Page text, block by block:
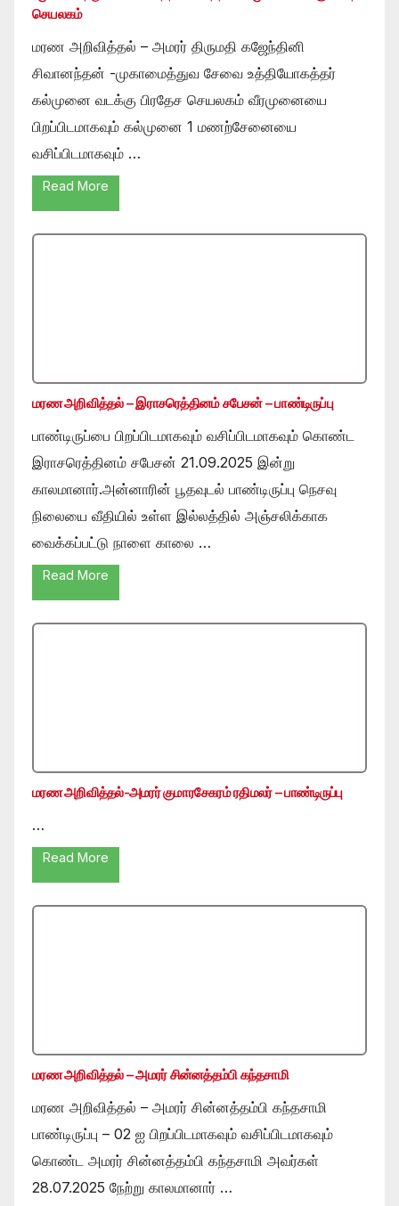
செயலகம்
மரண அறிவித்தல் – அமரர் திருமதி கஜேந்தினி
சிவானந்தன் -முகாமைத்துவ சேவை உத்தியோகத்தர்
கல்முனை வடக்கு பிரதேச செயலகம் வீரமுனையை
பிறப்பிடமாகவும் கல்முனை 1 மணற்சேனையை
வசிப்பிடமாகவும் …
Read More
மரண அறிவித்தல் – இராசரெத்தினம் சபேசன் – பாண்டிருப்பு
பாண்டிருப்பை பிறப்பிடமாகவும் வசிப்பிடமாகவும் கொண்ட
இராசரெத்தினம் சபேசன் 21.09.2025 இன்று
காலமானார்.அன்னாரின் பூதவுடல் பாண்டிருப்பு நெசவு
நிலையை வீதியில் உள்ள இல்லத்தில் அஞ்சலிக்காக
வைக்கப்பட்டு நாளை காலை …
Read More
மரண அறிவித்தல்-அமரர் குமாரசேகரம் ரதிமலர் – பாண்டிருப்பு
…
Read More
மரண அறிவித்தல் – அமரர் சின்னத்தம்பி கந்தசாமி
மரண அறிவித்தல் – அமரர் சின்னத்தம்பி கந்தசாமி
பாண்டிருப்பு – 02 ஐ பிறப்பிடமாகவும் வசிப்பிடமாகவும்
கொண்ட அமரர் சின்னத்தம்பி கந்தசாமி அவர்கள்
28.07.2025 நேற்று காலமானார் …